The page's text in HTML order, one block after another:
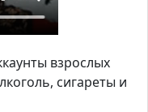
взрослых
сигареты и